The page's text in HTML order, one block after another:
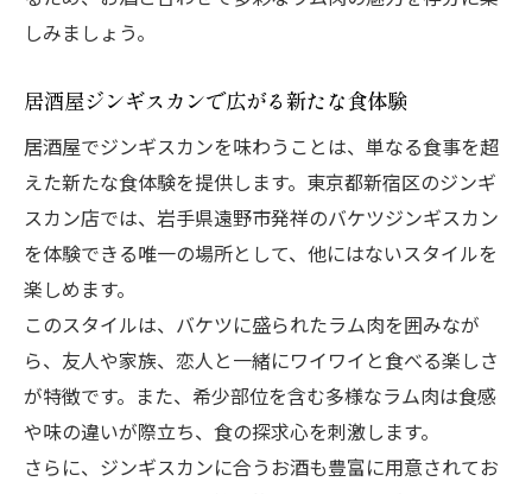
しみましょう。
居酒屋ジンギスカンで広がる新たな食体験
居酒屋でジンギスカンを味わうことは、単なる食事を超
えた新たな食体験を提供します。東京都新宿区のジンギ
スカン店では、岩手県遠野市発祥のバケツジンギスカン
を体験できる唯一の場所として、他にはないスタイルを
楽しめます。
このスタイルは、バケツに盛られたラム肉を囲みなが
ら、友人や家族、恋人と一緒にワイワイと食べる楽しさ
が特徴です。また、希少部位を含む多様なラム肉は食感
や味の違いが際立ち、食の探求心を刺激します。
さらに、ジンギスカンに合うお酒も豊富に用意されてお